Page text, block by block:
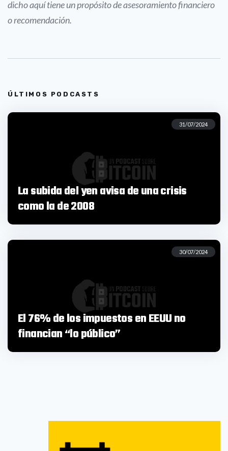
dicho aquí tiene un propósito de asesoramiento financiero
o recomendación.
ÚLTIMOS PODCASTS
31/07/2024
La subida del yen avisa de una crisis
como la de 2008
30/07/2024
El 76% de los impuestos en EEUU no
financian “lo público”